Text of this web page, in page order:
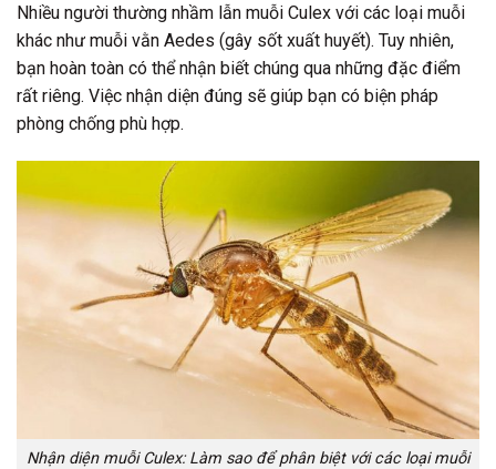
Nhiều người thường nhầm lẫn muỗi Culex với các loại muỗi
khác như muỗi vằn Aedes (gây sốt xuất huyết). Tuy nhiên,
bạn hoàn toàn có thể nhận biết chúng qua những đặc điểm
rất riêng. Việc nhận diện đúng sẽ giúp bạn có biện pháp
phòng chống phù hợp.
Nhận diện muỗi Culex: Làm sao để phân biệt với các loại muỗi